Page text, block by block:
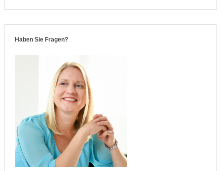
Haben Sie Fragen?